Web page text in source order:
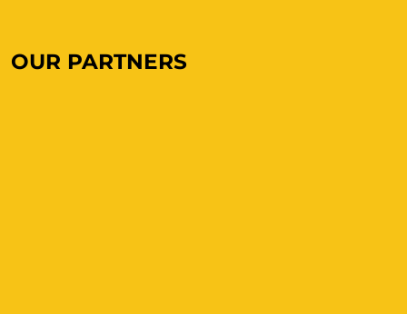
OUR PARTNERS